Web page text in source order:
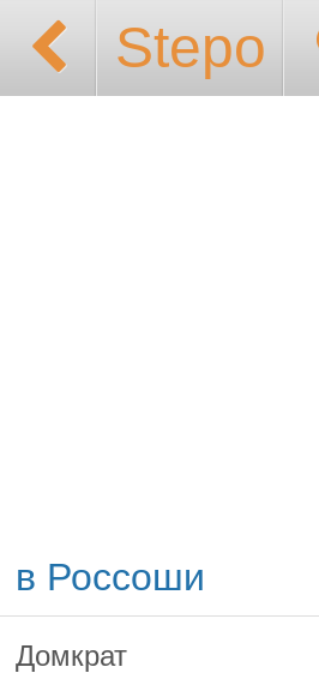
Stepo
в Россоши
Домкрат